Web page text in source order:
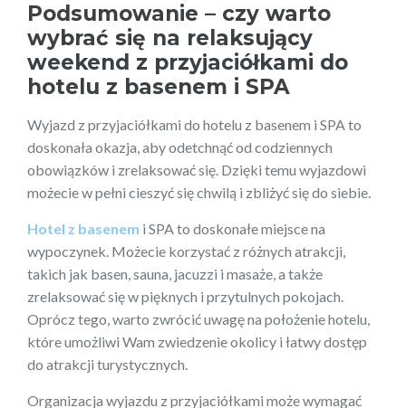
Podsumowanie – czy warto
wybrać się na relaksujący
weekend z przyjaciółkami do
hotelu z basenem i SPA
Wyjazd z przyjaciółkami do hotelu z basenem i SPA to
doskonała okazja, aby odetchnąć od codziennych
obowiązków i zrelaksować się. Dzięki temu wyjazdowi
możecie w pełni cieszyć się chwilą i zbliżyć się do siebie.
Hotel z basenem i SPA to doskonałe miejsce na
wypoczynek. Możecie korzystać z różnych atrakcji,
takich jak basen, sauna, jacuzzi i masaże, a także
zrelaksować się w pięknych i przytulnych pokojach.
Oprócz tego, warto zwrócić uwagę na położenie hotelu,
które umożliwi Wam zwiedzenie okolicy i łatwy dostęp
do atrakcji turystycznych.
Organizacja wyjazdu z przyjaciółkami może wymagać